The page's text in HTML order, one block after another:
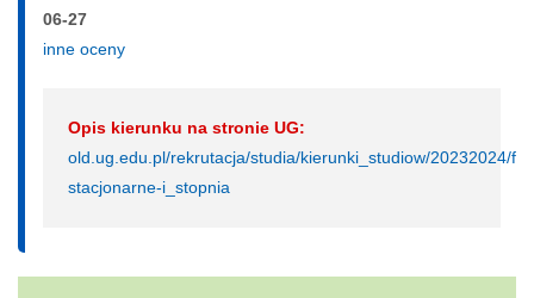
06-27
inne oceny
Opis kierunku na stronie UG:
old.ug.edu.pl/rekrutacja/studia/kierunki_studiow/20232024/
stacjonarne-i_stopnia